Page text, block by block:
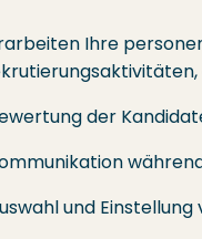
Ihre
der
und